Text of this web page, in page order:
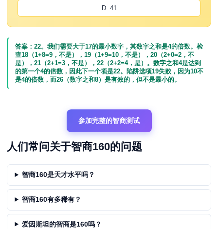
D. 41
答案：22。我们需要大于17的最小数字，其数字之和是4的倍数。检
查18（1+8=9，不是），19（1+9=10，不是），20（2+0=2，不
是），21（2+1=3，不是），22（2+2=4，是）。数字之和4是达到
的第一个4的倍数，因此下一个项是22。陷阱选项19失败，因为10不
是4的倍数，而26（数字之和8）是有效的，但不是最小的。
参加完整的智商测试
人们常问关于智商160的问题
智商160是天才水平吗？
智商160有多稀有？
爱因斯坦的智商是160吗？